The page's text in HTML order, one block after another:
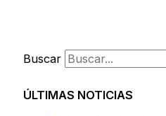
Buscar
ÚLTIMAS NOTICIAS